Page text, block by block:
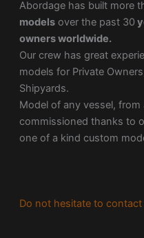
Abordage has built more
modelsover the past 30
owners worldwide.
Our crew has great
models for Private
Shipyards.
Model of any vessel,
commissioned thanks to
one of a kind custom
Do not hesitate to